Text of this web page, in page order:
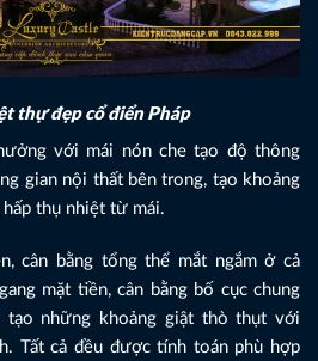
thự đẹp cổ điển Pháp
với mái nón che tạo độ thông
gian nội thất bên trong, tạo khoảng
thụ nhiệt từ mái.
cân bằng tổng thể mắt ngắm ở cả
mặt tiền, cân bằng bố cục chung
những khoảng giật thò thụt với
Tất cả đều được tính toán phù hợp